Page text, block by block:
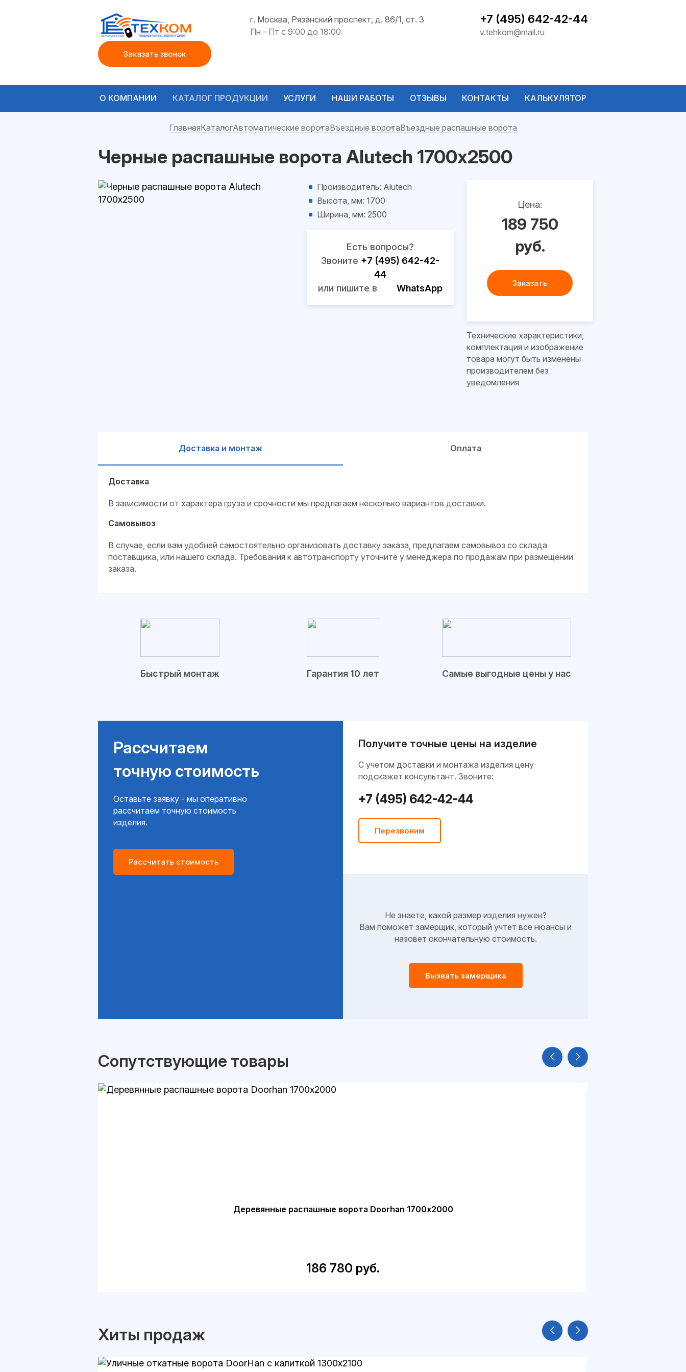
г. Москва, Рязанский проспект, д. 86/1, ст. 3
Пн - Пт с 9:00 до 18:00
+7 (495) 642-42-44
v.tehkom@mail.ru
Заказать звонок
О КОМПАНИИ КАТАЛОГ ПРОДУКЦИИ УСЛУГИ НАШИ РАБОТЫ ОТЗЫВЫ КОНТАКТЫ КАЛЬКУЛЯТОР
ГлавнаяКаталогАвтоматические воротаВъездные воротаВъездные распашные ворота
Черные распашные ворота Alutech 1700х2500
Производитель: Alutech
Высота, мм: 1700
Ширина, мм: 2500
Есть вопросы?
Звоните +7 (495) 642-42-
44
или пишите в
WhatsApp
Цена:
189 750
руб.
Заказать
Технические характеристики,
комплектация и изображение
товара могут быть изменены
производителем без
уведомления
Доставка и монтаж Оплата
Доставка
В зависимости от характера груза и срочности мы предлагаем несколько вариантов доставки.
Самовывоз
В случае, если вам удобней самостоятельно организовать доставку заказа, предлагаем самовывоз со склада
поставщика, или нашего склада. Требования к автотранспорту уточните у менеджера по продажам при размещении
заказа.
Быстрый монтаж Гарантия 10 лет Самые выгодные цены у нас
Рассчитаем
точную стоимость
Оставьте заявку - мы оперативно
рассчитаем точную стоимость
изделия.
Рассчитать стоимость
Получите точные цены на изделие
C учетом доставки и монтажа изделия цену
подскажет консультант. Звоните:
+7 (495) 642-42-44
Перезвоним
Не знаете, какой размер изделия нужен?
Вам поможет замерщик, который учтет все нюансы и
назовет окончательную стоимость.
Вызвать замерщика
Сопутствующие товары
Деревянные распашные ворота Doorhan 1700х2000
186 780 руб.
Хиты продаж